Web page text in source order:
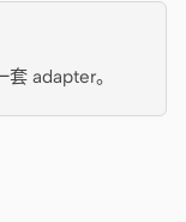
adapter。